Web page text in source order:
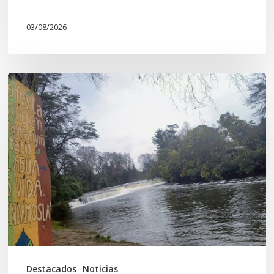
03/08/2026
Destacados Noticias
En
defensa
del
Salto
Donguil
y
el
territorio
Kuzpe
Mapu